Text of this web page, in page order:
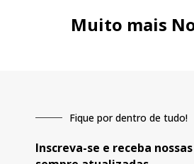
Muito mais
Fique por dentro de tudo!
Inscreva-se e receba